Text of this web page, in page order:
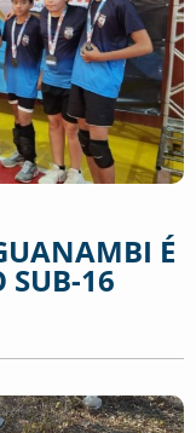
É
SUB-16